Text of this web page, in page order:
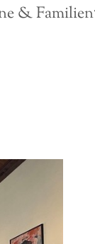
& Familien